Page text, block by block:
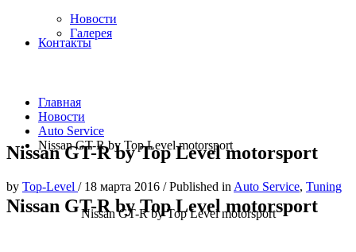
Новости
Галерея
Контакты
Главная
Новости
Auto Service
Nissan GT-R by Top Level motorsport
Nissan GT-R by Top Level motorsport
Nissan GT-R by Top Level motorsport
by Top-Level / 18 марта 2016 /Published in Auto Service, Tuning
Nissan GT-R by Top Level motorsport